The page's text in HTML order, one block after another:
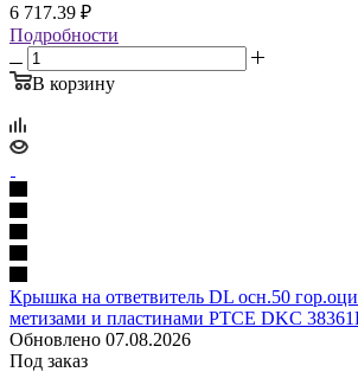
6 717.39 ₽
Подробности
В корзину
Крышка на ответвитель DL осн.50
метизами и пластинами PTCE DKC
Обновлено 07.08.2026
Под заказ